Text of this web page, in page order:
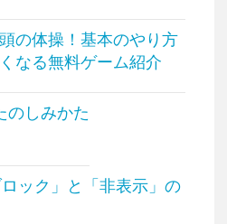
の体操！基本のやり方
なる無料ゲーム紹介
のしみかた
ック」と「非表示」の